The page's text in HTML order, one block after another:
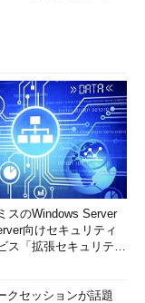
スのWindows Server
向けセキュリティ
ス「拡張セキュリティ
クセッションが話題